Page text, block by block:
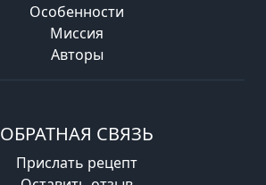
Особенности
Миссия
Авторы
ОБРАТНАЯ СВЯЗЬ
Прислать рецепт